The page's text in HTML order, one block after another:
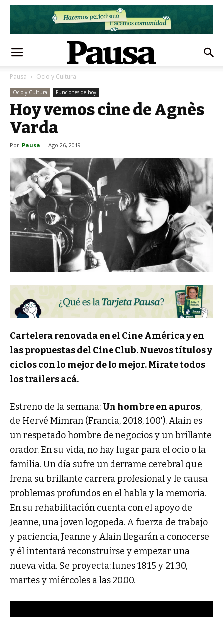
Pausa Ocio y Cultura
Ocio y Cultura Funciones de hoy
Hoy vemos cine de Agnès
Varda
Por Pausa - Ago 26, 2019
Cartelera renovada en el Cine América y en
las propuestas del Cine Club. Nuevos títulos y
ciclos con lo mejor de lo mejor. Mirate todos
los trailers acá.
Estreno de la semana:Un hombre en apuros,
de Hervé Mimran (Francia, 2018, 100'). Alain es
un respetado hombre de negocios y un brillante
orador. En su vida, no hay lugar para el ocio o la
familia. Un día sufre un derrame cerebral que
frena su brillante carrera profesional y le causa
problemas profundos en el habla y la memoria.
En su rehabilitación cuenta con el apoyo de
Jeanne, una joven logopeda. A fuerza de trabajo
y paciencia, Jeanne y Alain llegarán a conocerse
y él intentará reconstruirse y empezar una
nueva vida. Se proyecta: lunes 18.15 y 21.30,
martes y miércoles a las 20.00.